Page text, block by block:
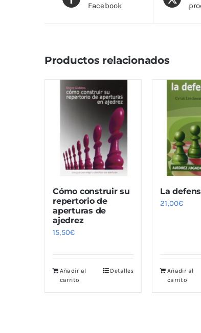
Facebook
Productos relacionados
Cómo construir su
repertorio de
aperturas de
ajedrez
15,50€
Añadir al
carrito
Detalles
La
21,00€
Añadir al
carrito